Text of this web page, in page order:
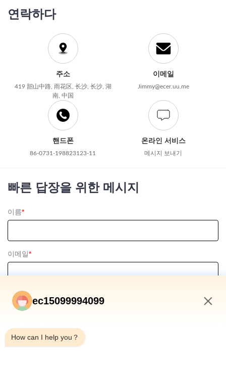
연락하다
주소
419 韶山中路, 雨花区, 长沙, 长沙, 湖
南, 中国
이메일
Jimmy@ecer.uu.me
핸드폰
86-0731-198823123-11
온라인 서비스
메시지 보내기
빠른 답장을 위한 메시지
이름*
이메일*
전화 / 왓츠앱
메시지*
ec15099994099
How can I help you？